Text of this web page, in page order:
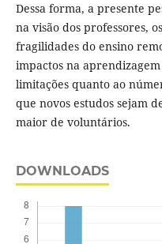
Dessa forma, a presente
na visão dos professores,
fragilidades do ensino
impactos na
limitações quanto ao
que novos estudos sejam
maior de voluntários.
DOWNLOADS